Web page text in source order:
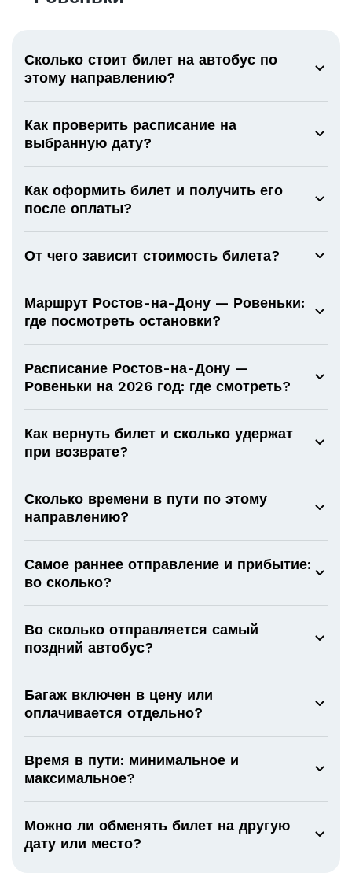
Сколько стоит билет на автобус по
этому направлению?
Как проверить расписание на
выбранную дату?
Как оформить билет и получить его
после оплаты?
От чего зависит стоимость билета?
Маршрут Ростов-на-Дону — Ровеньки:
где посмотреть остановки?
Расписание Ростов-на-Дону —
Ровеньки на 2026 год: где смотреть?
Как вернуть билет и сколько удержат
при возврате?
Сколько времени в пути по этому
направлению?
Самое раннее отправление и прибытие:
во сколько?
Во сколько отправляется самый
поздний автобус?
Багаж включен в цену или
оплачивается отдельно?
Время в пути: минимальное и
максимальное?
Можно ли обменять билет на другую
дату или место?